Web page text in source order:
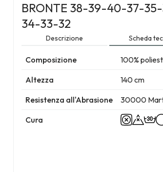
BRONTE 38-39-40-37-
34-33-32
Descrizione Scheda
Composizione 100%
Altezza 140 cm
Resistenza all'Abrasione 30000
Cura